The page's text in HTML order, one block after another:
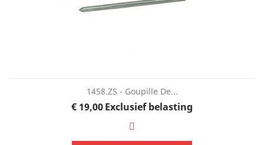
1458.ZS - Goupille De...
Prijs
€ 19,00Exclusief belasting